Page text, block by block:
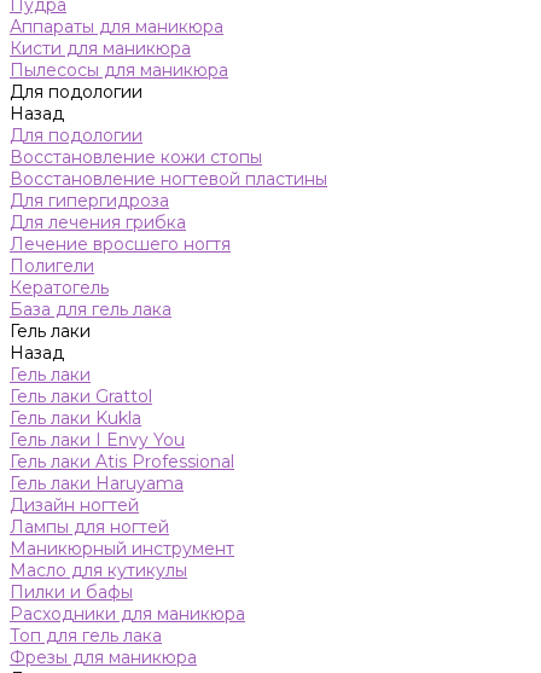
Пудра
Аппараты для маникюра
Кисти для маникюра
Пылесосы для маникюра
Для подологии
Назад
Для подологии
Восстановление кожи стопы
Восстановление ногтевой пластины
Для гипергидроза
Для лечения грибка
Лечение вросшего ногтя
Полигели
Кератогель
База для гель лака
Гель лаки
Назад
Гель лаки
Гель лаки Grattol
Гель лаки Kukla
Гель лаки I Envy You
Гель лаки Atis Professional
Гель лаки Haruyama
Дизайн ногтей
Лампы для ногтей
Маникюрный инструмент
Масло для кутикулы
Пилки и бафы
Расходники для маникюра
Топ для гель лака
Фрезы для маникюра